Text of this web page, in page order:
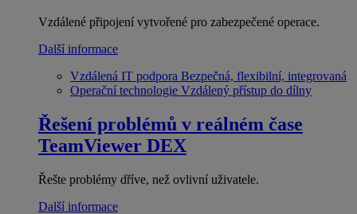
Vzdálené připojení vytvořené pro zabezpečené operace.
Další informace
Vzdálená IT podpora Bezpečná, flexibilní, integrovaná
Operační technologie Vzdálený přístup do dílny
Řešení problémů v reálném čase
TeamViewer DEX
Řešte problémy dříve, než ovlivní uživatele.
Další informace